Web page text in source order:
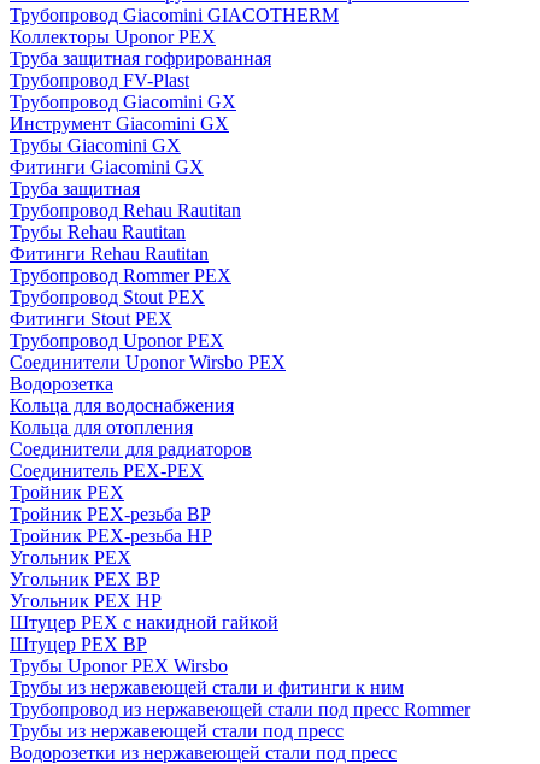
Трубопровод Giacomini GIACOTHERM
Коллекторы Uponor PEX
Труба защитная гофрированная
Трубопровод FV-Plast
Трубопровод Giacomini GX
Инструмент Giacomini GX
Трубы Giacomini GX
Фитинги Giacomini GX
Труба защитная
Трубопровод Rehau Rautitan
Трубы Rehau Rautitan
Фитинги Rehau Rautitan
Трубопровод Rommer PEX
Трубопровод Stout PEX
Фитинги Stout PEX
Трубопровод Uponor PEX
Соединители Uponor Wirsbo PEX
Водорозетка
Кольца для водоснабжения
Кольца для отопления
Соединители для радиаторов
Соединитель PEX-PEX
Тройник PEX
Тройник PEX-резьба ВР
Тройник PEX-резьба НР
Угольник PEX
Угольник PEX ВР
Угольник PEX НР
Штуцер PEX c накидной гайкой
Штуцер PEX ВР
Трубы Uponor PEX Wirsbo
Трубы из нержавеющей стали и фитинги к ним
Трубопровод из нержавеющей стали под пресс Rommer
Трубы из нержавеющей стали под пресс
Водорозетки из нержавеющей стали под пресс